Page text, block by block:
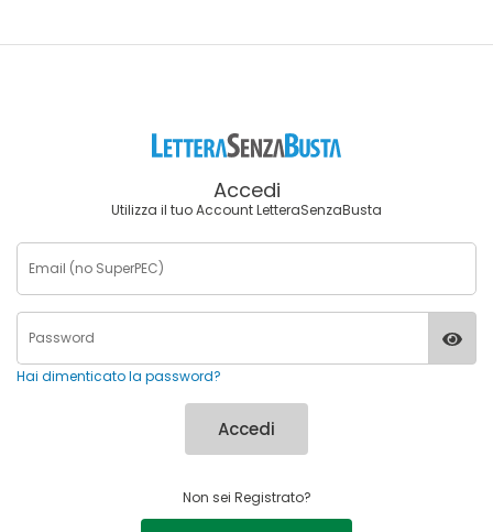
Accedi
Utilizza il tuo Account LetteraSenzaBusta
Hai dimenticato la password?
Accedi
Non sei Registrato?